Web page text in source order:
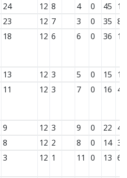
24 12 8 4 0 45
11
23 12 7 3 0 35 8
18 12 6 6 0 36 19
13 12 3 5 0 15
17
11 12 3 7 0 16 43
9 12 3 9 0 22 49
8 12 2 8 0 14 39
3 12 1 11 0 13 63